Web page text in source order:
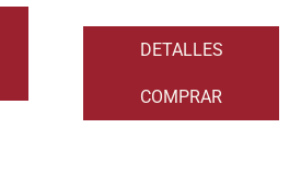
DETALLES
COMPRAR